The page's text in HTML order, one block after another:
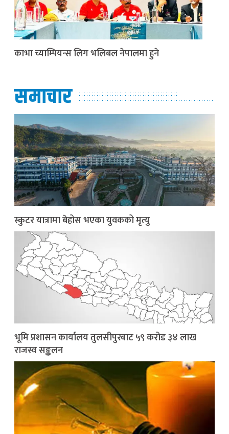
काभा च्याम्पियन्स लिग भलिबल नेपालमा हुने
समाचार
स्कुटर यात्रामा बेहोस भएका युवकको मृत्यु
भूमि प्रशासन कार्यालय तुलसीपुरबाट ५९ करोड ३४ लाख
राजस्व सङ्कलन